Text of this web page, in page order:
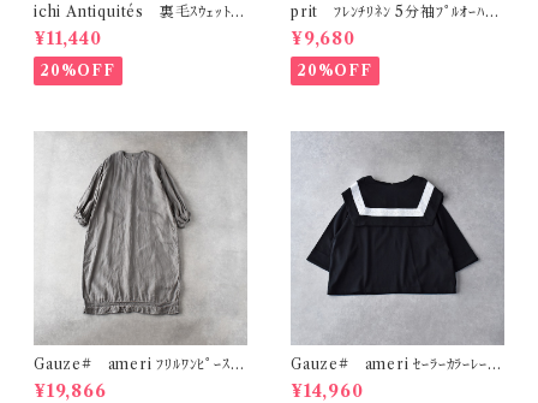
ichi Antiquités 裏毛ｽｳｪｯﾄﾏｷ
ｼｽｶｰﾄ (ｸﾞﾚｰ) 1101152
¥11,440
20%OFF
prit ﾌﾚﾝﾁﾘﾈﾝ 5分袖ﾌﾟﾙｵｰﾊﾞｰ
(ｸﾛ) P82643
¥9,680
20%OFF
Gauze# ameri ﾌﾘﾙﾜﾝﾋﾟｰｽ
(ﾌｪｰﾄﾞｸﾞﾚｰ) G1163
¥19,866
Gauze# ameri ｾｰﾗｰｶﾗｰﾚｰｽ
ﾌﾟﾙｵｰﾊﾞｰ (ﾌﾞﾗｯｸ) G1175
¥14,960